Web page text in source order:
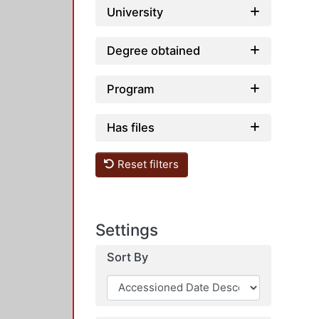
University
Degree obtained
Program
Has files
Reset filters
Settings
Sort By